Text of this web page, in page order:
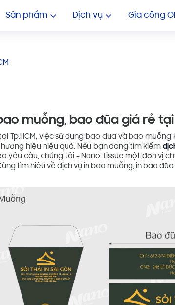
Sản phẩm Dịch vụ
In Khăn Lạnh Giá Rẻ Gia công
GIA CÔNG KHĂN ƯỚT
muỗng, bao đũa giá rẻ tại
Tp.HCM, việc sử dụng bao đũa và bao
hiệu hiệu quả. Nếu bạn đang tìm kiếm
yêu cầu, chúng tôi – Nano Tissue một đơn vị
tìm hiêu về dịch vụ in bao muỗng, in bao